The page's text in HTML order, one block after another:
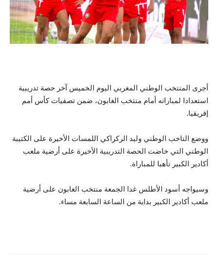
أجرى المنتخب الوطني المغربي اليوم الخميس آخر حصة تدريبية
استعدادا لمباراته أمام منتخب الغابون، ضمن تصفيات كأس أمم
إفريقيا.
ووضع الناخب الوطني وليد الركراكي اللمسات الأخيرة على الكتيبة
الوطني التي خاضت الحصة التدريبية الأخيرة على أرضية ملعب
أكادير الكبير تأهبا للمباراة.
وسيواجه أسود الأطلس غدا الجمعة منتخب الغابون على أرضية
ملعب أكادير الكبير بداية من الساعة السابعة مساء.